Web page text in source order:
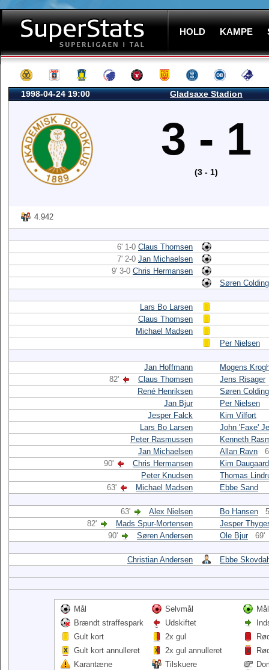
HOLD KAMPE
1998-04-24 19:00 Gladsaxe Stadion
3 - 1
(3 - 1)
4.942
6' 1-0 Claus Thomsen
7' 2-0 Jan Michaelsen
9' 3-0 Chris Hermansen
Søren Colding
Lars Bo Larsen
Claus Thomsen
Michael Madsen
Per Nielsen
Jan Hoffmann
Mogens
82'
Claus Thomsen
Jens Risager
René Henriksen
Søren Colding
Jan Bjur
Per Nielsen
Jesper Falck
Kim Vilfort
Lars Bo Larsen
John 'Faxe'
Peter Rasmussen
Kenneth
Jan Michaelsen
Allan Ravn
90'
Chris Hermansen
Kim Daugaard
Peter Knudsen
Thomas
63'
Michael Madsen Ebbe Sand
63' Alex Nielsen Bo Hansen
82'
Mads Spur-Mortensen
Jesper
90'
Søren Andersen Ole Bjur 69'
Christian Andersen Ebbe
Mål Selvmål
Brændt straffespark
Udskiftet
Gult kort
2x gul
Gult kort annulleret
2x gul annulleret
Karantæne
Tilskuere